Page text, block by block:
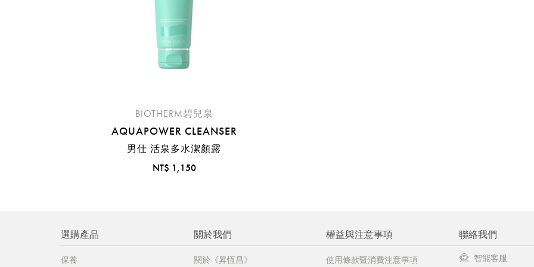
BIOTHERM碧兒泉
AQUAPOWER CLEANSER
男仕 活泉多水潔顏露
NT$ 1,150
選購產品
保養
關於我們
關於《昇恆昌》
權益與注意事項
使用條款暨消費注意事項
聯絡我們
智能客服